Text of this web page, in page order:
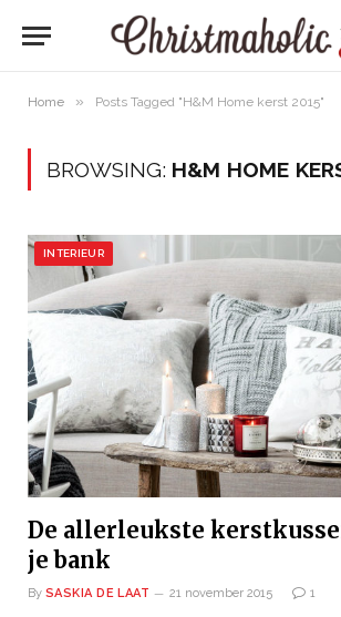
Home » Posts Tagged "H&M Home kerst 2015"
BROWSING: H&M HOME
INTERIEUR
De allerleukste
je bank
By SASKIA DE LAAT 21 november 2015 1